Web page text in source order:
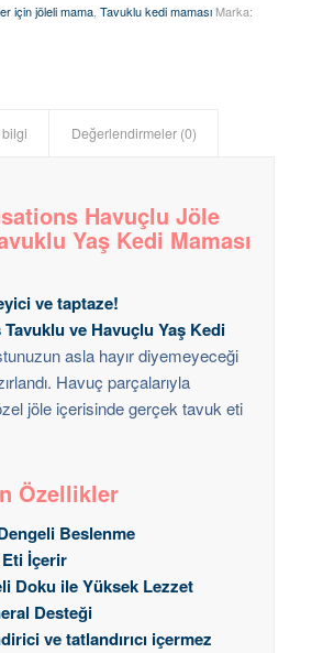
için jöleli mama, Tavuklu kedi maması Marka:
bilgi Değerlendirmeler (0)
Havuçlu Jöle
Yaş Kedi Maması
ve taptaze!
ve Havuçlu Yaş Kedi
asla hayır diyemeyeceği
Havuç parçalarıyla
jöle içerisinde gerçek tavuk eti
Özellikler
Beslenme
İçerir
Doku ile Yüksek Lezzet
Desteği
ve tatlandırıcı içermez